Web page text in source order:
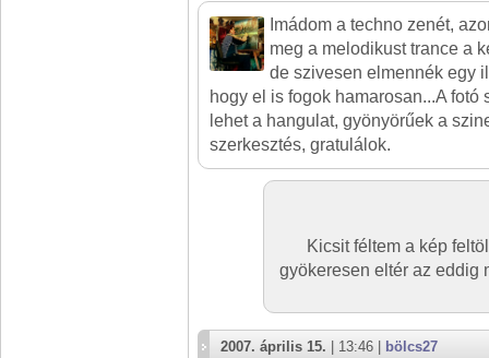
Imádom a techno zenét,
meg a melodikust trance a
de szivesen elmennék egy
hogy el is fogok hamarosan...A fotó
lehet a hangulat, gyönyörűek a
szerkesztés, gratulálok.
Kicsit féltem a kép
gyökeresen eltér az eddig
2007. április 15. | 13:46 | bölcs27